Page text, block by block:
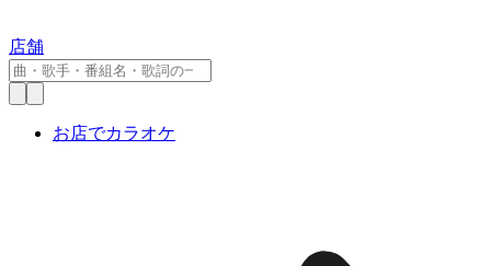
店舗
お店でカラオケ